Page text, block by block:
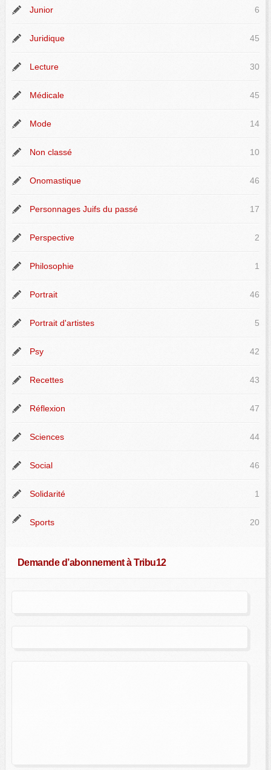
Junior 6
Juridique 45
Lecture 30
Médicale 45
Mode 14
Non classé 10
Onomastique 46
Personnages Juifs du passé 17
Perspective 2
Philosophie 1
Portrait 46
Portrait d'artistes 5
Psy 42
Recettes 43
Réflexion 47
Sciences 44
Social 46
Solidarité 1
Sports 20
Demande d’abonnement à Tribu12